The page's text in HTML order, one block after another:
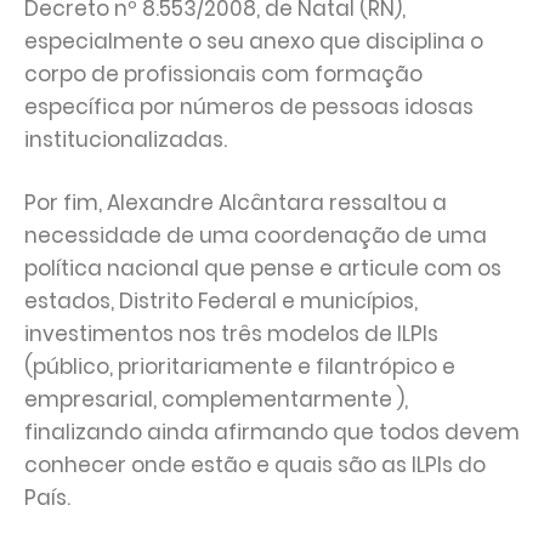
Decreto nº 8.553/2008, de Natal (RN),
especialmente o seu anexo que disciplina o
corpo de profissionais com formação
específica por números de pessoas idosas
institucionalizadas.
Por fim, Alexandre Alcântara ressaltou a
necessidade de uma coordenação de uma
política nacional que pense e articule com os
estados, Distrito Federal e municípios,
investimentos nos três modelos de ILPIs
(público, prioritariamente e filantrópico e
empresarial, complementarmente ),
finalizando ainda afirmando que todos devem
conhecer onde estão e quais são as ILPIs do
País.